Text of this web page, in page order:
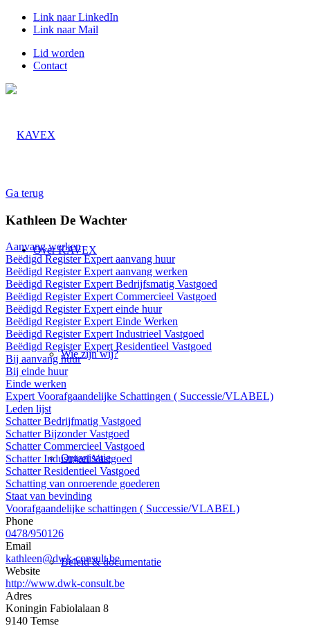
Link naar LinkedIn
Link naar Mail
Lid worden
Contact
Over KAVEX
Wie zijn wij?
Organisatie
Beleid & documentatie
Ga terug
Kathleen De Wachter
Aanvang werken
Beëdigd Register Expert aanvang huur
Beëdigd Register Expert aanvang werken
Beëdigd Register Expert Bedrijfsmatig Vastgoed
Beëdigd Register Expert Commercieel Vastgoed
Beëdigd Register Expert einde huur
Beëdigd Register Expert Einde Werken
Beëdigd Register Expert Industrieel Vastgoed
Beëdigd Register Expert Residentieel Vastgoed
Bij aanvang huur
Bij einde huur
Einde werken
Expert Voorafgaandelijke Schattingen ( Successie/VLABEL)
Leden lijst
Schatter Bedrijfmatig Vastgoed
Schatter Bijzonder Vastgoed
Schatter Commercieel Vastgoed
Schatter Industrieel Vastgoed
Schatter Residentieel Vastgoed
Schatting van onroerende goederen
Staat van bevinding
Voorafgaandelijke schattingen ( Successie/VLABEL)
Phone
0478/950126
Email
kathleen@dwk-consult.be
Website
http://www.dwk-consult.be
Adres
Koningin Fabiolalaan 8
9140 Temse